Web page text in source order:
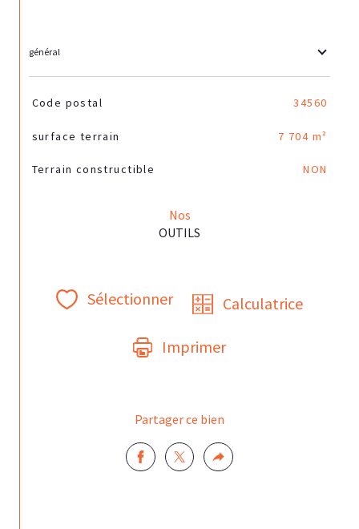
général
TRAD_SIROCCO_Caracteristique
Code postal 34560
surface terrain 7 704 m²
Terrain constructible NON
Nos
OUTILS
Sélectionner Calculatrice
Imprimer
Partager ce bien